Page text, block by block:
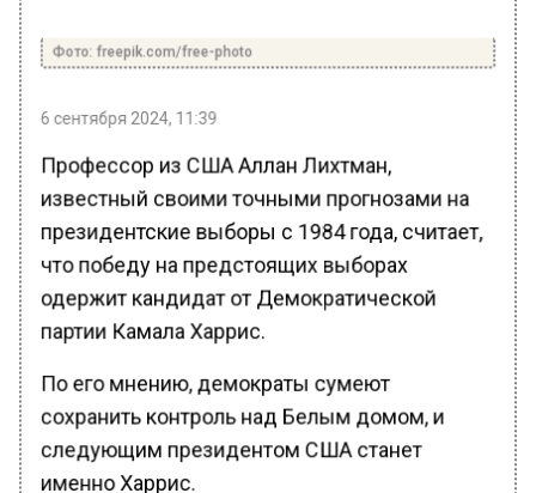
Фото: freepik.com/free-photo
6 сентября 2024, 11:39
Профессор из США Аллан Лихтман,
известный своими точными прогнозами на
президентские выборы с 1984 года, считает,
что победу на предстоящих выборах
одержит кандидат от Демократической
партии Камала Харрис.
По его мнению, демократы сумеют
сохранить контроль над Белым домом, и
следующим президентом США станет
именно Харрис.